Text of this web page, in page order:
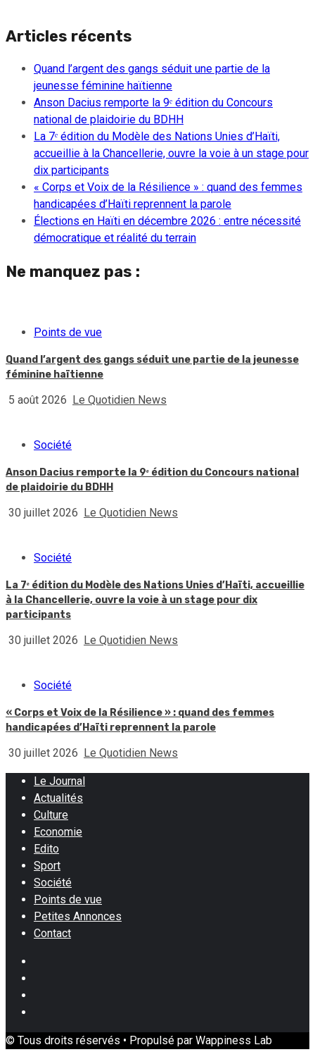
Articles récents
Quand l’argent des gangs séduit une partie de la
jeunesse féminine haïtienne
Anson Dacius remporte la 9ᵉ édition du Concours
national de plaidoirie du BDHH
La 7ᵉ édition du Modèle des Nations Unies d’Haïti,
accueillie à la Chancellerie, ouvre la voie à un stage pour
dix participants
« Corps et Voix de la Résilience » : quand des femmes
handicapées d’Haïti reprennent la parole
Élections en Haïti en décembre 2026 : entre nécessité
démocratique et réalité du terrain
Ne manquez pas :
Points de vue
Quand l’argent des gangs séduit une partie de la jeunesse
féminine haïtienne
5 août 2026 Le Quotidien News
Société
Anson Dacius remporte la 9ᵉ édition du Concours national
de plaidoirie du BDHH
30 juillet 2026 Le Quotidien News
Société
La 7ᵉ édition du Modèle des Nations Unies d’Haïti, accueillie
à la Chancellerie, ouvre la voie à un stage pour dix
participants
30 juillet 2026 Le Quotidien News
Société
« Corps et Voix de la Résilience » : quand des femmes
handicapées d’Haïti reprennent la parole
30 juillet 2026 Le Quotidien News
Le Journal
Actualités
Culture
Economie
Edito
Sport
Société
Points de vue
Petites Annonces
Contact
© Tous droits réservés • Propulsé par Wappiness Lab